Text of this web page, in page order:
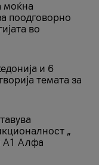
моќна
поодговорно
во
и 6
темата за
„
А1 Алфа